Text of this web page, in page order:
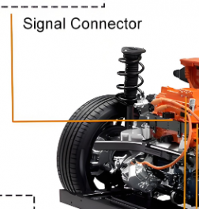
DIN7/16连接器
DIN4.3/10连接器
DIN1.6/5.6连接器